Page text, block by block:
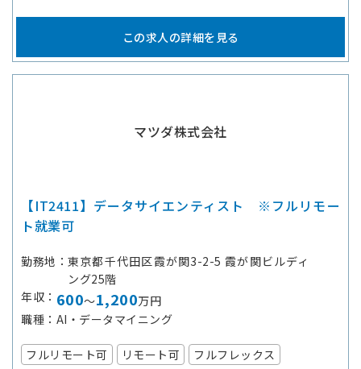
この求人の詳細を見る
マツダ株式会社
【IT2411】データサイエンティスト ※フルリモー
ト就業可
勤務地
東京都千代田区霞が関3-2-5 霞が関ビルディ
ング25階
年収
600～1,200万円
職種
AI・データマイニング
フルリモート可 リモート可 フルフレックス